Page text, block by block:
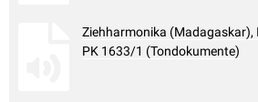
Ziehharmonika
PK 1633/1 (Tondokumente)